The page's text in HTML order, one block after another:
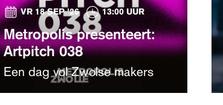
VR 18 SEP '26 13:00 UUR
Metropolis presenteert:
Artpitch 038
Een dag vol Zwolse makers